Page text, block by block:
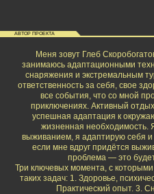
АВТОР ПРОЕКТА
Меня зовут Глеб
занимаюсь адаптационными
снаряжения и экстремальным
ответственность за себя, свое
все события, что со мной
приключениях. Активный
успешная адаптация к
жизненная необходимость.
выживанием, я адаптирую себя
если мне вдруг придётся
проблема — это
Три ключевых момента, с
таких задач: 1. Здоровье,
Практический опыт. 3.